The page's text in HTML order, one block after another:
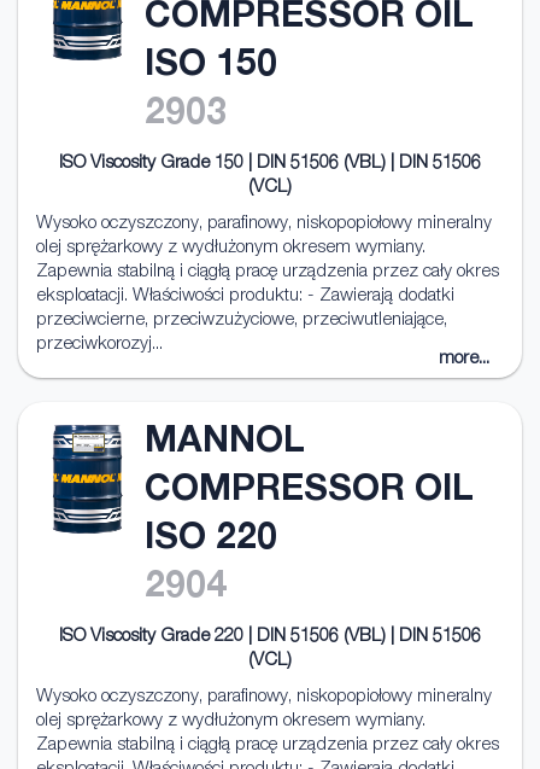
COMPRESSOR OIL
ISO 150
2903
ISO Viscosity Grade 150 | DIN 51506 (VBL) | DIN 51506
(VCL)
Wysoko oczyszczony, parafinowy, niskopopiołowy mineralny
olej sprężarkowy z wydłużonym okresem wymiany.
Zapewnia stabilną i ciągłą pracę urządzenia przez cały okres
eksploatacji. Właściwości produktu: - Zawierają dodatki
przeciwcierne, przeciwzużyciowe, przeciwutleniające,
przeciwkorozyj...
more...
MANNOL
COMPRESSOR OIL
ISO 220
2904
ISO Viscosity Grade 220 | DIN 51506 (VBL) | DIN 51506
(VCL)
Wysoko oczyszczony, parafinowy, niskopopiołowy mineralny
olej sprężarkowy z wydłużonym okresem wymiany.
Zapewnia stabilną i ciągłą pracę urządzenia przez cały okres